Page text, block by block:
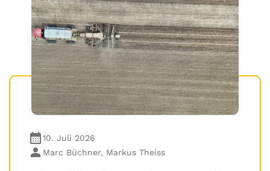
10. Juli 2026
Marc Büchner, Markus Theiss